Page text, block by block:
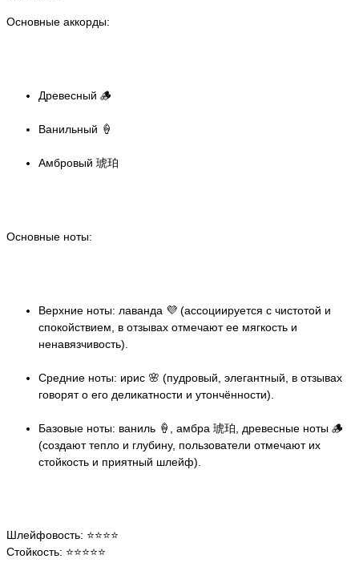
Основные аккорды:
Древесный 🪵
Ванильный 🍦
Амбровый 琥珀
Основные ноты:
Верхние ноты: лаванда 💜 (ассоциируется с чистотой и
спокойствием, в отзывах отмечают ее мягкость и
ненавязчивость).
Средние ноты: ирис 🌸 (пудровый, элегантный, в отзывах
говорят о его деликатности и утончённости).
Базовые ноты: ваниль 🍦, амбра 琥珀, древесные ноты 🪵
(создают тепло и глубину, пользователи отмечают их
стойкость и приятный шлейф).
Шлейфовость: ⭐️⭐️⭐️⭐️
Стойкость: ⭐️⭐️⭐️⭐️⭐️